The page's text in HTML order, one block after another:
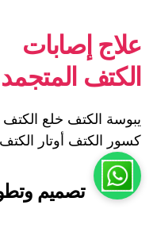
علاج إصابات
الكتف المتجمد
يبوسة الكتف خلع
كسور الكتف أوتار
تصميم